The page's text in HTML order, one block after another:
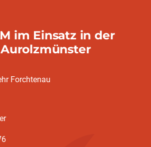
im Einsatz in der
Forchtenau